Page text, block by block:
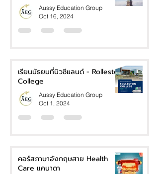
Aussy Education Group
Oct 16, 2024
เรียนมัธยมที่นิวซีแลนด์ - Rolleston
College
Aussy Education Group
Oct 1, 2024
คอร์สภาษาอังกฤษสาย Health
Care แคนาดา